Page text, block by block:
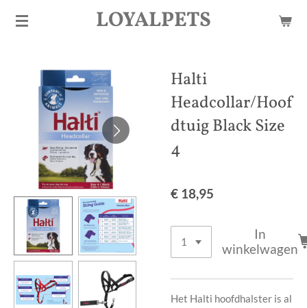
Ga
hoofdinhoud
LOYALPETS
Halti
Headcollar/Hoof
dtuig Black Size
4
€ 18,95
In
winkelwagen
Het Halti hoofdhalster is al